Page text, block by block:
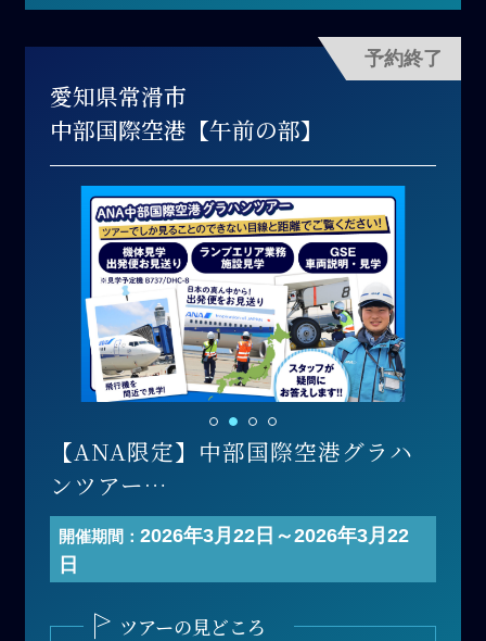
予約終了
愛知県常滑市
中部国際空港【午前の部】
【ANA限定】中部国際空港グラハ
ンツアー
開 催 日：2026年3月22日(日)【午
前の部】
寄付金額：60,000円（1名あたり）
募集人数：25名
開催期間： 2026年3月22日～2026年3月22
日
ツアーの見どころ